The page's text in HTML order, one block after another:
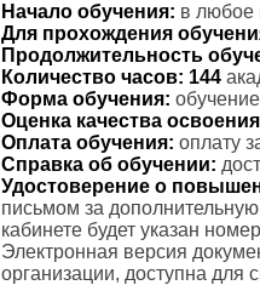
Начало обучения: в любое
Для прохождения
Продолжительность
Количество часов: 144
Форма обучения:
Оценка качества
Оплата обучения: оплату
Справка об обучении:
Удостоверение о
письмом за
кабинете будет указан
Электронная версия
организации, доступна для